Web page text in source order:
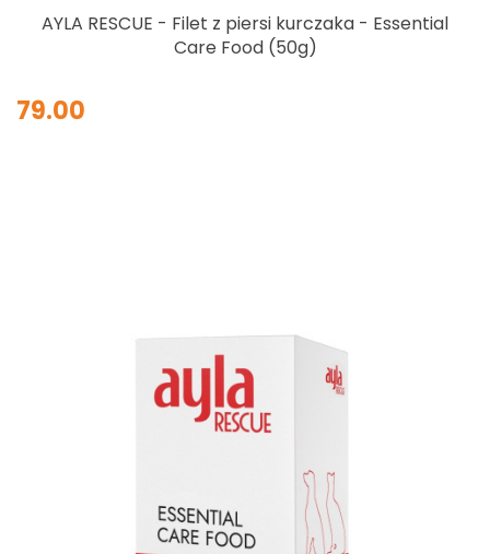
AYLA RESCUE - Filet z piersi kurczaka - Essential
Care Food (50g)
79.00